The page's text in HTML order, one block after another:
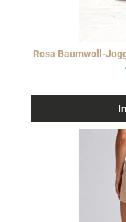
Rosa Baumwoll-